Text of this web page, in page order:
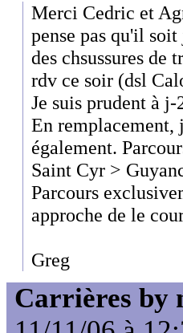
Merci Cedric et
pense pas qu'il
des chsussures
rdv ce soir (dsl
Je suis prudent à
En remplacement,
également.
Saint Cyr >
Parcours
approche de le
Greg
Carrières by